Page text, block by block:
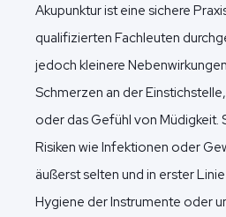
Akupunktur ist eine sichere
qualifizierten Fachleuten
jedoch kleinere
Schmerzen an der
oder das Gefühl von Müdigkeit.
Risiken wie Infektionen oder
äußerst selten und in erster
Hygiene der Instrumente oder